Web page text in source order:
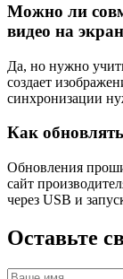
Можно ли
видео на
Да, но нужно
создает
синхронизации
Как
Обновления
сайт
через USB и
Оставьте